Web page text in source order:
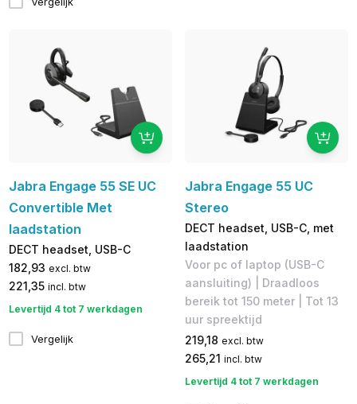
Jabra Engage 55 SE UC
Convertible Met
laadstation
DECT headset, USB-C
182,93 excl. btw
221,35 incl. btw
Levertijd 4 tot 7 werkdagen
Vergelijk
Jabra Engage 55 UC
Stereo
DECT headset, USB-C, met
laadstation
Voor pc of laptop (USB-C
aansluiting) | Draadloos
bereik tot 150 meter | Tot 13
uur spreektijd
219,18 excl. btw
265,21 incl. btw
Levertijd 4 tot 7 werkdagen